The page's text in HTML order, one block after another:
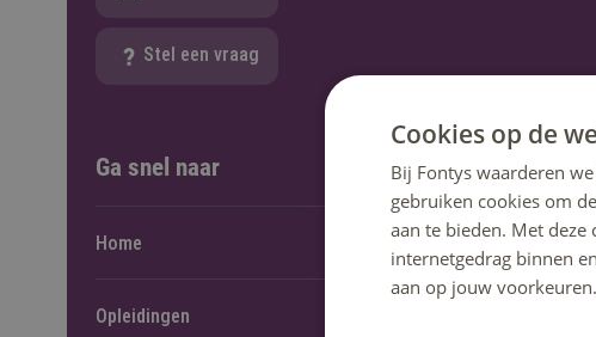
Stel een vraag
Ga snel naar
Home
Opleidingen
Cookies op de
Bij Fontys waarderen
gebruiken cookies om
aan te bieden. Met
internetgedrag binnen
aan op jouw voorkeuren.